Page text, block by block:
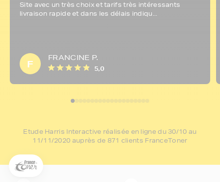
Site avec un très choix et tarifs très intéressants
livraison rapide et dans les délais indiqu...
F
FRANCINE P.
5,0
Etude Harris Interactive réalisée en ligne du 30/10 au
11/11/2020 auprès de 871 clients FranceToner
5€ offerts sur votre 1ère
5€
bénéficiez immédiatement
commande * !